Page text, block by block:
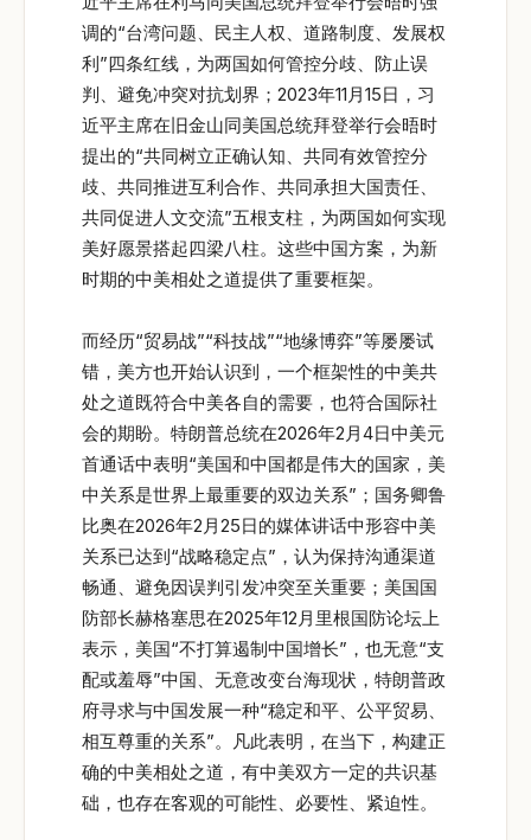
调的“台湾问题、民主人权、道路制度、发展权
利”四条红线，为两国如何管控分歧、防止误
判、避免冲突对抗划界；2023年11月15日，习
近平主席在旧金山同美国总统拜登举行会晤时
提出的“共同树立正确认知、共同有效管控分
歧、共同推进互利合作、共同承担大国责任、
共同促进人文交流”五根支柱，为两国如何实现
美好愿景搭起四梁八柱。这些中国方案，为新
时期的中美相处之道提供了重要框架。
而经历“贸易战”“科技战”“地缘博弈”等屡屡试
错，美方也开始认识到，一个框架性的中美共
处之道既符合中美各自的需要，也符合国际社
会的期盼。特朗普总统在2026年2月4日中美元
首通话中表明“美国和中国都是伟大的国家，美
中关系是世界上最重要的双边关系”；国务卿鲁
比奥在2026年2月25日的媒体讲话中形容中美
关系已达到“战略稳定点”，认为保持沟通渠道
畅通、避免因误判引发冲突至关重要；美国国
防部长赫格塞思在2025年12月里根国防论坛上
表示，美国“不打算遏制中国增长”，也无意“支
配或羞辱”中国、无意改变台海现状，特朗普政
府寻求与中国发展一种“稳定和平、公平贸易、
相互尊重的关系”。凡此表明，在当下，构建正
确的中美相处之道，有中美双方一定的共识基
础，也存在客观的可能性、必要性、紧迫性。